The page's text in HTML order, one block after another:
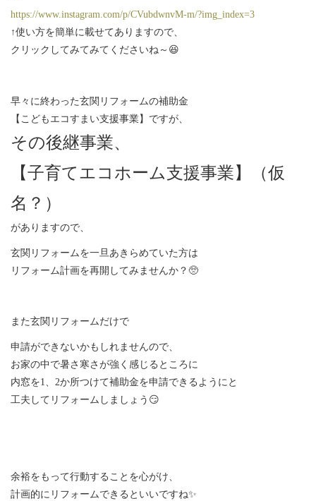
https://www.instagram.com/p/CVubdwnvM-m/?img_index=3
↑使い方を簡単に載せてありますので、
クリックしてみてみてくださいね～😆
早々に終わった玄関リフォームの補助金
【こどもエコすまい支援事業】ですが、
その後継事業、
【子育てエコホーム支援事業】（仮
名？）
がありますので、
玄関リフォームを一旦あきらめていた方は
リフォーム計画を再開してみませんか？🥺
また玄関リフォームだけで
申請ができないかもしれませんので、
お家の中で暑さ寒さが強く感じるところに
内窓を1、2か所つけて補助金を申請できるようにと
工夫してリフォームしましょう😏
余裕をもって行動することを心がけ、
計画的にリフォームできるといいですね✨